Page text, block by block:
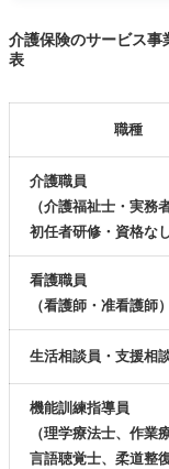
介護保険のサービス事
表
職種
介護職員
（介護福祉士・実務
初任者研修・資格な
看護職員
（看護師・准看護師）
生活相談員・支援相
機能訓練指導員
（理学療法士、作業
言語聴覚士、柔道整